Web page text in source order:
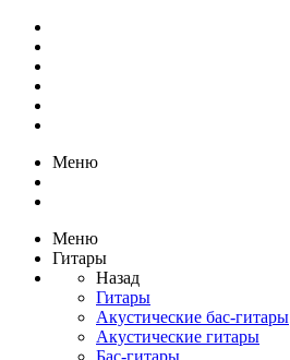
Меню
Меню
Гитары
Назад
Гитары
Акустические бас-гитары
Акустические гитары
Бас-гитары